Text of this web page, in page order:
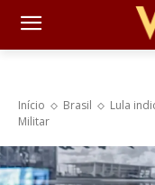
Início Brasil
Lula
Militar